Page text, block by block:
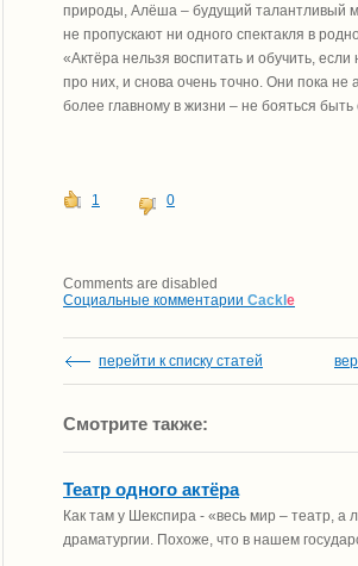
природы, Алёша – будущий талантливый
не пропускают ни одного спектакля в
«Актёра нельзя воспитать и обучить,
про них, и снова очень точно. Они пока не
более главному в жизни – не бояться
1 0
Comments are disabled
Социальные комментарии Cackle
перейти к списку статей
Смотрите также:
Театр одного актёра
Как там у Шекспира - «весь мир – театр,
драматургии. Похоже, что в нашем